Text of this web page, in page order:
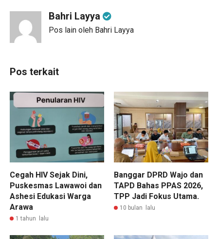
Bahri Layya
Pos lain oleh Bahri Layya
Pos terkait
Cegah HIV Sejak Dini,
Puskesmas Lawawoi dan
Ashesi Edukasi Warga
Arawa
1 tahun lalu
Banggar DPRD Wajo dan
TAPD Bahas PPAS 2026,
TPP Jadi Fokus Utama.
10 bulan lalu